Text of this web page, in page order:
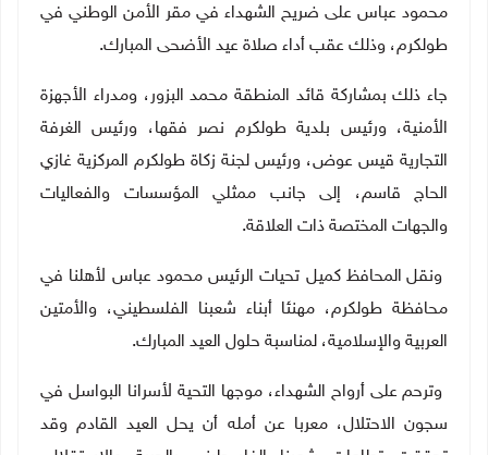
محمود عباس على ضريح الشهداء في مقر الأمن الوطني في
طولكرم، وذلك عقب أداء صلاة عيد الأضحى المبارك.
جاء ذلك بمشاركة قائد المنطقة محمد البزور، ومدراء الأجهزة
الأمنية، ورئيس بلدية طولكرم نصر فقها، ورئيس الغرفة
التجارية قيس عوض، ورئيس لجنة زكاة طولكرم المركزية غازي
الحاج قاسم، إلى جانب ممثلي المؤسسات والفعاليات
والجهات المختصة ذات العلاقة.
ونقل المحافظ كميل تحيات الرئيس محمود عباس لأهلنا في
محافظة طولكرم، مهنئا أبناء شعبنا الفلسطيني، والأمتين
العربية والإسلامية، لمناسبة حلول العيد المبارك.
وترحم على أرواح الشهداء، موجها التحية لأسرانا البواسل في
سجون الاحتلال، معربا عن أمله أن يحل العيد القادم وقد